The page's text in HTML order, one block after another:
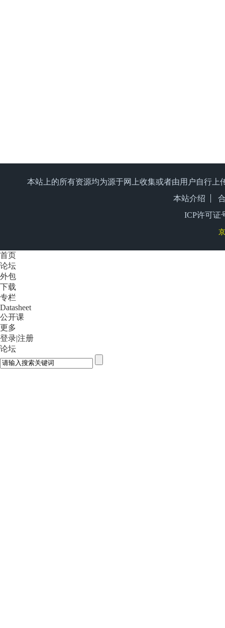
本站上的所有资源均为源于网上收集或者由用户自行
本站介绍
ICP许可证
首页
论坛
外包
下载
专栏
Datasheet
公开课
更多
登录|注册
论坛